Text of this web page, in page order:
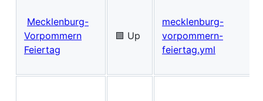
Mecklenburg-
Vorpommern
Feiertag
🟩 Up
mecklenburg-
vorpommern-
feiertag.yml